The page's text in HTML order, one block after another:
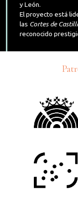
y León.
El proyecto está
las Cortes de
reconocido